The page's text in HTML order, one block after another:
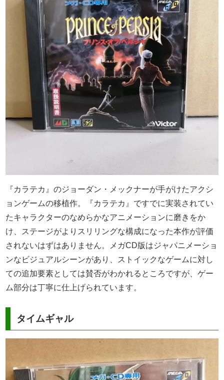
『カラテカ』のジョーダン・メックナーが手がけたアクシ
ョンゲームの移植作。『カラテカ』ですでに実装されてい
たキャラクターのなめらかなアニメーションに磨きをか
け、ステージがよりスリリングな構成になった本作が評価
されないはずはありません。メガCD版はジャパニメーショ
ンなビジュアルシーンがあり、ストイックなゲームに対し
ての追加要素としては賛否がわかれるところですが、ゲー
ム部分は丁寧に仕上げられています。
タイムギャル